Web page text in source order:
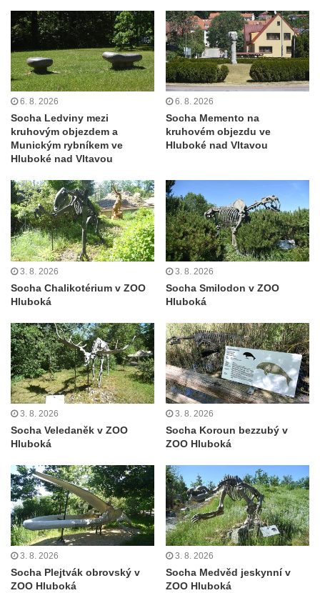
Duchcově
Socha Afrodité u pavilonu Reinerovy fresky
v Duchcově
Pamětní kámen rybníka Barbory v
Duchcově
Delfín na Sfingovém rybníku v zámeckém
parku v Duchcově
Sfinga II. na Sfingovém rybníku v
Sfinga I. na Sfingovém rybníku v zámeckém
parku v Duchcově
Socha Minervy na nádvoří zámku v
Duchcově
Duchcově
Duchcově
Socha Marse na nádvoří zámku v
Duchcově
Socha svatého Václava u kostela
Zvěstování Panny Marie v Duchcově
Socha svatého Prokopa u kostela
Socha Hoch vytahující si trn z paty v Knížecí
zahradě v zámeckém parku v Duchcově
Socha Niké v Knížecí zahradě v zámeckém
parku v Duchcově
Duchcově
6. 8. 2026
Socha Ledviny mezi
kruhovým objezdem a
Munickým rybníkem ve
Hluboké nad Vltavou
6. 8. 2026
Socha Memento na
kruhovém objezdu ve
Hluboké nad Vltavou
3. 8. 2026
Socha Chalikotérium v ZOO
Hluboká
3. 8. 2026
Socha Smilodon v ZOO
Hluboká
3. 8. 2026
Socha Veledaněk v ZOO
Hluboká
3. 8. 2026
Socha Koroun bezzubý v
ZOO Hluboká
3. 8. 2026
Socha Plejtvák obrovský v
ZOO Hluboká
3. 8. 2026
Socha Medvěd jeskynní v
ZOO Hluboká